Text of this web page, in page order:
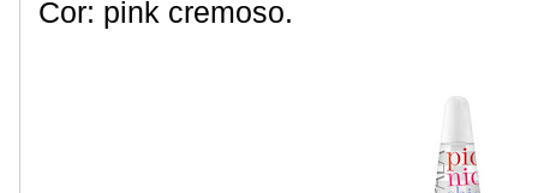
Cor: pink cremoso.